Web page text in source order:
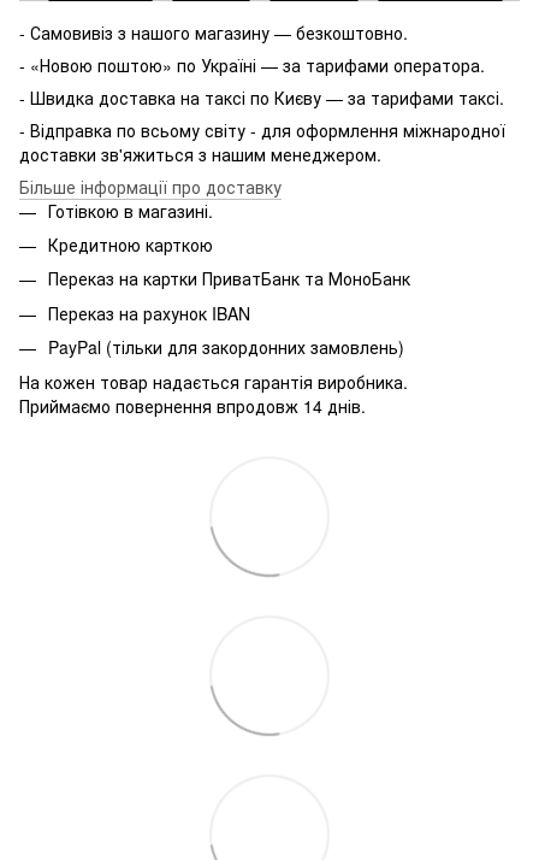
- Самовивіз з нашого магазину — безкоштовно.
- «Новою поштою» по Україні — за тарифами оператора.
- Швидка доставка на таксі по Києву — за тарифами таксі.
- Відправка по всьому світу - для оформлення міжнародної
доставки зв'яжиться з нашим менеджером.
Більше інформації про доставку
Готівкою в магазині.
Кредитною карткою
Переказ на картки ПриватБанк та МоноБанк
Переказ на рахунок IBAN
PayPal (тільки для закордонних замовлень)
На кожен товар надається гарантія виробника.
Приймаємо повернення впродовж 14 днів.